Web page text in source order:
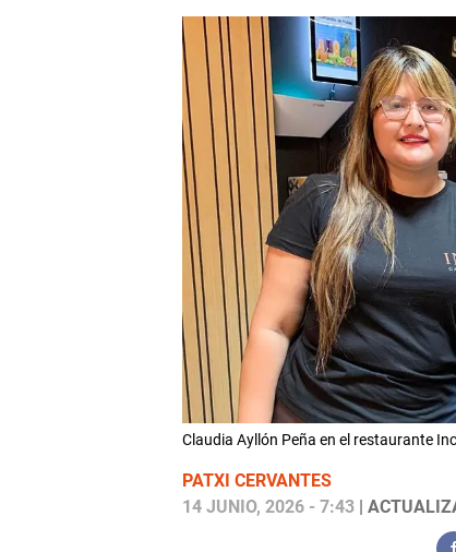
Claudia Ayllón Peña en el restaurante
PATXI CERVANTES
14 JUNIO, 2026 - 7:43|